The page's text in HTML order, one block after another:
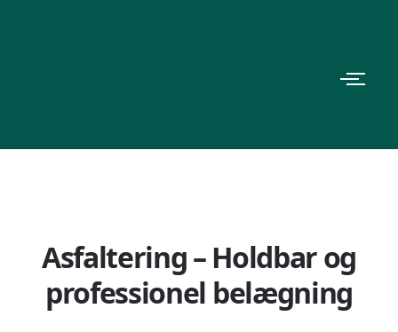
Asfaltering – Holdbar og
professionel belægning